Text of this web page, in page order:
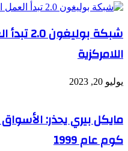
شبكة
اللامركزية
يوليو 20, 2023
مايكل بيري يحذر:
كوم عام 1999